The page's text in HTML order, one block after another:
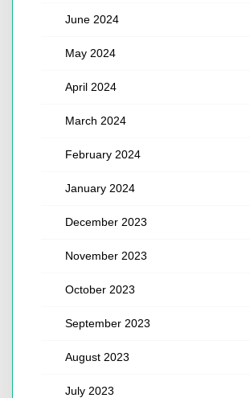
June 2024
May 2024
April 2024
March 2024
February 2024
January 2024
December 2023
November 2023
October 2023
September 2023
August 2023
July 2023